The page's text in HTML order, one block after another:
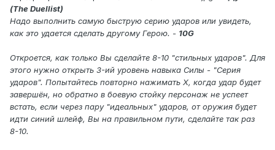
(The Duellist)
Надо выполнить самую быструю серию ударов или увидеть,
как это удается сделать другому Герою. - 10G
Откроется, как только Вы сделайте 8-10 "стильных ударов". Для
этого нужно открыть 3-ий уровень навыка Силы - "Серия
ударов". Попытайтесь повторно нажимать X, когда удар будет
завершён, но обратно в боевую стойку персонаж не успеет
встать, если через пару "идеальных" ударов, от оружия будет
идти синий шлейф, Вы на правильном пути, сделайте так раз
8-10.